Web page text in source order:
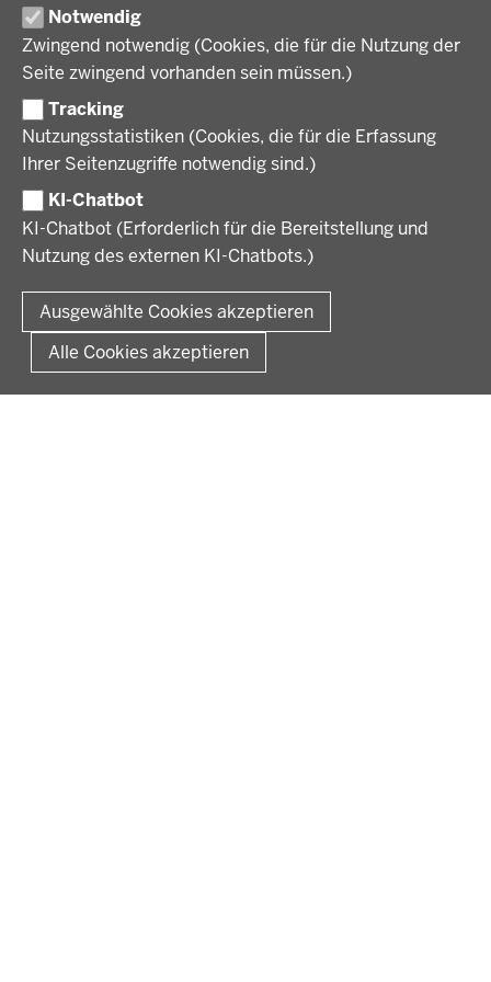
Notwendig
Zwingend notwendig (Cookies, die für die Nutzung der
Seite zwingend vorhanden sein müssen.)
Tracking
Nutzungsstatistiken (Cookies, die für die Erfassung
Ihrer Seitenzugriffe notwendig sind.)
KI-Chatbot
KI-Chatbot (Erforderlich für die Bereitstellung und
Nutzung des externen KI-Chatbots.)
Ausgewählte Cookies akzeptieren
Alle Cookies akzeptieren
Wirtschaft, Kultur und Kommunales
Regierungsbezirk Münster
Geschichte und Gegenwart
Behördenleitung
Förderlotsinnen und Förderlotsen
KARRIERE UND AUSBILDUNG
Stellenangebote
Ausbildung
Volljurist:in
Praktikum
Stellenangebote im Schulbereich
VERFAHREN UND BEKANNTMACHUNGEN
Amtsblatt
Verfahrensübersichten
PRESSE
Pressemitteilungen
Podcast
© 2026 Bezirksregierung Münster
Fußzeile
Impressum Datenschutz Rechtliche Hinweise
Kurzlink zu dieser Seite